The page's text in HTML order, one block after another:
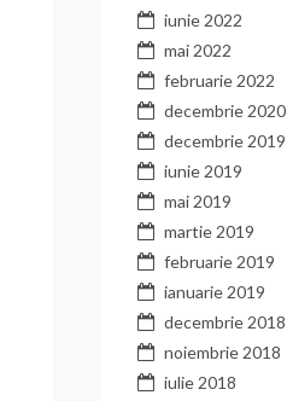
iunie 2022
mai 2022
februarie 2022
decembrie 2020
decembrie 2019
iunie 2019
mai 2019
martie 2019
februarie 2019
ianuarie 2019
decembrie 2018
noiembrie 2018
iulie 2018